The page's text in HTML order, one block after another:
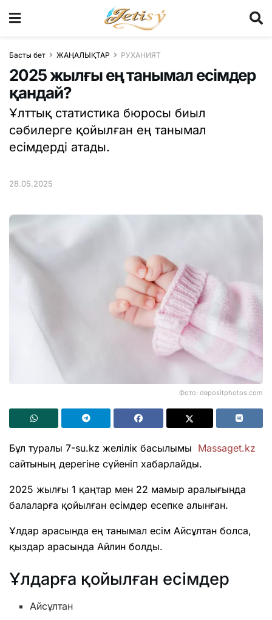
Басты бет ЖАҢАЛЫҚТАР РУХАНИЯТ
2025 жылғы ең танымал есімдер
қандай?
Ұлттық статистика бюросы биыл
сәбилерге қойылған ең танымал
есімдерді атады.
28.05.2025
Фото: depositphotos.com
Бұл туралы 7-su.kz желілік басылымы Massaget.kz
сайтының дерегіне сүйеніп хабарлайды.
2025 жылғы 1 қаңтар мен 22 мамыр аралығында
балаларға қойылған есімдер есепке алынған.
Ұлдар арасында ең танымал есім Айсұлтан болса,
қыздар арасында Айлин болды.
Ұлдарға қойылған есімдер
Айсұлтан